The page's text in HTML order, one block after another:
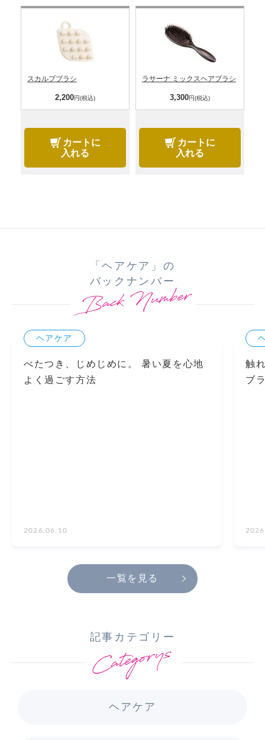
スカルプブラシ
2,200円(税込)
カートに
入れる
ラサーナ ミックスヘアブラシ
3,300円(税込)
カートに
入れる
「ヘアケア」の
バックナンバー
ヘアケア
べたつき、じめじめに。 暑い夏を心地
よく過ごす方法
2026.06.10
触
ブ
一覧を見る
記事カテゴリー
ヘアケア